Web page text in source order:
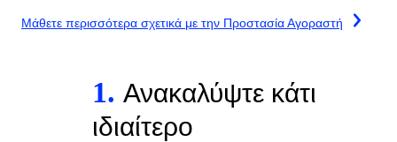
Μάθετε περισσότερα σχετικά με την Προστασία Αγοραστή
1. Ανακαλύψτε κάτι
ιδιαίτερο